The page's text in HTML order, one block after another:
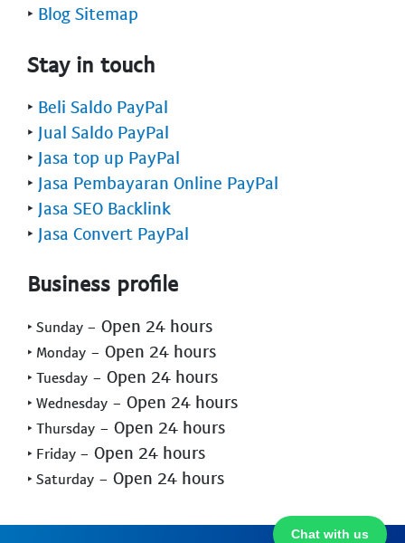
Chat with us
‣ Blog Sitemap
Stay in touch
‣ Beli Saldo PayPal
‣ Jual Saldo PayPal
‣ Jasa top up PayPal
‣ Jasa Pembayaran Online PayPal
‣ Jasa SEO Backlink
‣ Jasa Convert PayPal
Business profile
‣ Sunday - Open 24 hours
‣ Monday - Open 24 hours
‣ Tuesday - Open 24 hours
‣ Wednesday - Open 24 hours
‣ Thursday - Open 24 hours
‣ Friday - Open 24 hours
‣ Saturday - Open 24 hours